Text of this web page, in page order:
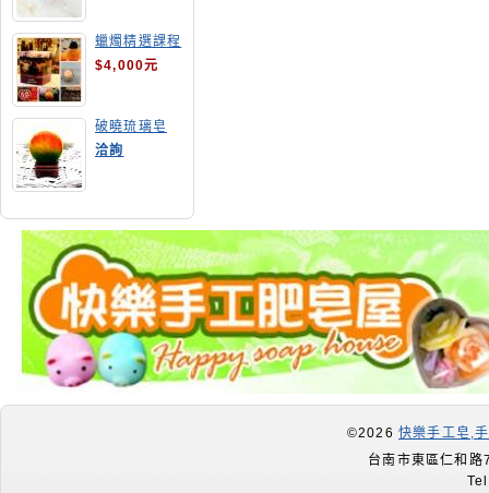
蠟燭精選課程
$4,000元
破曉琉璃皂
洽詢
©2026 快樂手工皂,
台南市東區仁和